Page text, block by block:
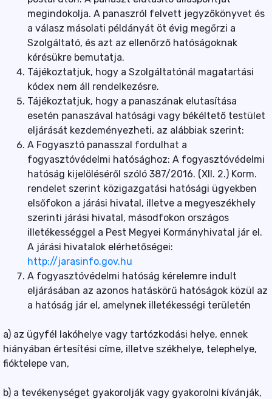
megindokolja. A panaszról felvett jegyzőkönyvet és
a válasz másolati példányát öt évig megőrzi a
Szolgáltató, és azt az ellenőrző hatóságoknak
kérésükre bemutatja.
Tájékoztatjuk, hogy a Szolgáltatónál magatartási
kódex nem áll rendelkezésre.
Tájékoztatjuk, hogy a panaszának elutasítása
esetén panaszával hatósági vagy békéltető testület
eljárását kezdeményezheti, az alábbiak szerint:
A Fogyasztó panasszal fordulhat a
fogyasztóvédelmi hatósághoz: A fogyasztóvédelmi
hatóság kijelöléséről szóló 387/2016. (XII. 2.) Korm.
rendelet szerint közigazgatási hatósági ügyekben
elsőfokon a járási hivatal, illetve a megyeszékhely
szerinti járási hivatal, másodfokon országos
illetékességgel a Pest Megyei Kormányhivatal jár el.
A járási hivatalok elérhetőségei:
http://jarasinfo.gov.hu
A fogyasztóvédelmi hatóság kérelemre indult
eljárásában az azonos hatáskörű hatóságok közül az
a hatóság jár el, amelynek illetékességi területén
a) az ügyfél lakóhelye vagy tartózkodási helye, ennek
hiányában értesítési címe, illetve székhelye, telephelye,
fióktelepe van,
b) a tevékenységet gyakorolják vagy gyakorolni kívánják,